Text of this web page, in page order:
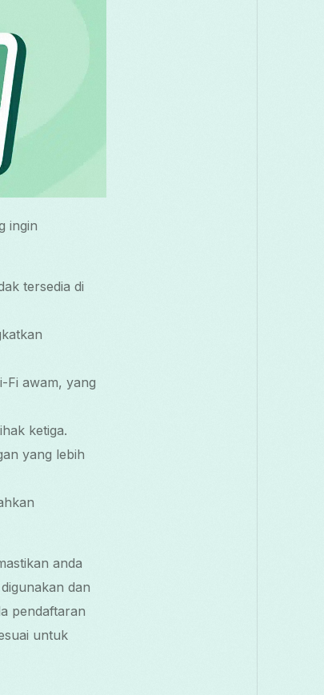
ingin
tersedia di
Fi awam, yang
ketiga.
yang lebih
anda
dan
pendaftaran
untuk